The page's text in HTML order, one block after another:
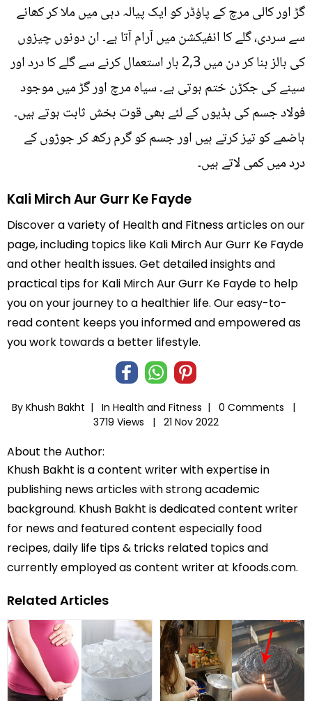
گڑ اور کالی مرچ کے پاؤڈر کو ایک پیالہ دہی میں ملا کر کھانے
سے سردی، گلے کا انفیکشن میں آرام آتا ہے۔ ان دونوں چیزوں
کی بالز بنا کر دن میں 2,3 بار استعمال کرنے سے گلے کا درد اور
سینے کی جکڑن ختم ہوتی ہے۔ سیاہ مرچ اور گڑ میں موجود
فولاد جسم کی ہڈیوں کے لئے بھی قوت بخش ثابت ہوتے ہیں۔
ہاضمے کو تیز کرتے ہیں اور جسم کو گرم رکھ کر جوڑوں کے
درد میں کمی لاتے ہیں۔
Kali Mirch Aur Gurr Ke Fayde
Discover a variety of Health and Fitness articles on our
page, including topics like Kali Mirch Aur Gurr Ke Fayde
and other health issues. Get detailed insights and
practical tips for Kali Mirch Aur Gurr Ke Fayde to help
you on your journey to a healthier life. Our easy-to-
read content keeps you informed and empowered as
you work towards a better lifestyle.
By Khush Bakht | In Health and Fitness |
0 Comments |
3719 Views |
21 Nov 2022
About the Author:
Khush Bakht is a content writer with expertise in
publishing news articles with strong academic
background. Khush Bakht is dedicated content writer
for news and featured content especially food
recipes, daily life tips & tricks related topics and
currently employed as content writer at kfoods.com.
Related Articles